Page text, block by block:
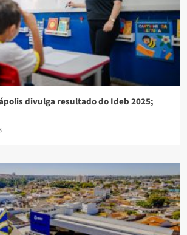
divulga resultado do Ideb 2025;